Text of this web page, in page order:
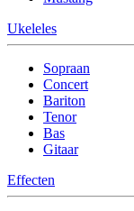
Ukeleles
Sopraan
Concert
Bariton
Tenor
Bas
Gitaar
Effecten